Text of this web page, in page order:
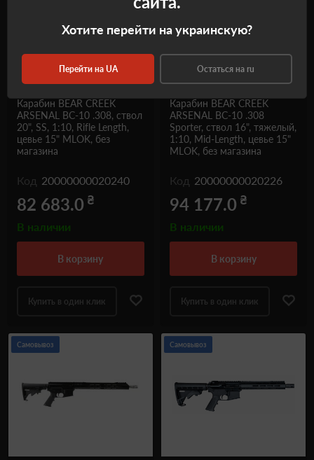
Карабин BEAR CREEK
ARSENAL BC-10 .308, ствол
20", SS, 1:10, Rifle Length,
цевье 15" MLOK, без
магазина
Код 20000000020240
82 683.0 ₴
В наличии
в корзину
Купить в один клик
Карабин BEAR CREEK
ARSENAL BC-10 .308
Sporter, ствол 16", тяжелый,
1:10, Mid-Length, цевье 15"
MLOK, без магазина
Код 20000000020226
94 177.0 ₴
В наличии
в корзину
Купить в один клик
Самовывоз Самовывоз
Хотите перейти на украинскую?
Перейти на UA Остаться на ru